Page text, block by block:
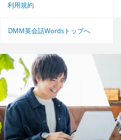
利用規約
DMM英会話Wordsトップへ